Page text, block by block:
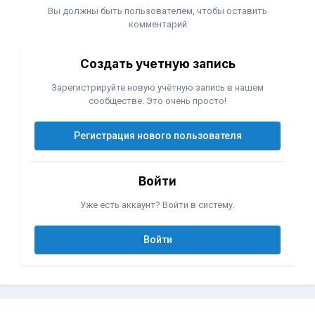
Вы должны быть пользователем, чтобы оставить
комментарий
Создать учетную запись
Зарегистрируйте новую учётную запись в нашем
сообществе. Это очень просто!
Регистрация нового пользователя
Войти
Уже есть аккаунт? Войти в систему.
Войти